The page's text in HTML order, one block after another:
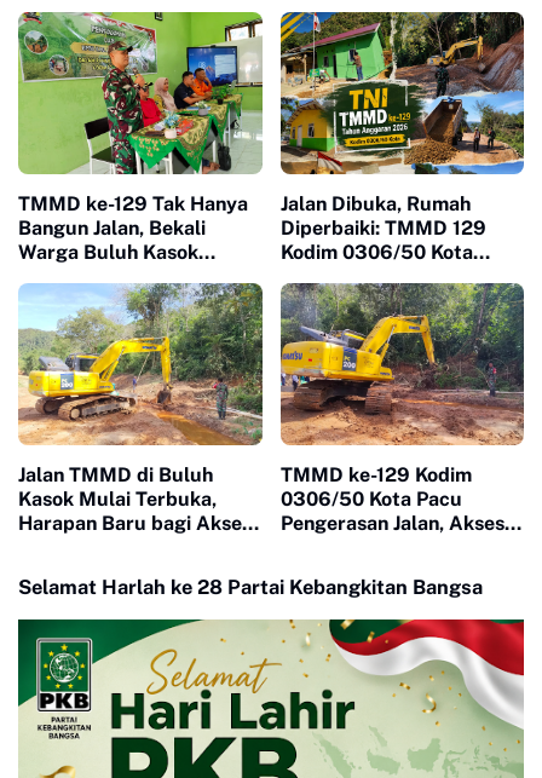
Sasaran dan Berkualitas
TMMD ke-129 Tak Hanya
Bangun Jalan, Bekali
Warga Buluh Kasok
Bencana
Jalan Dibuka, Rumah
Diperbaiki: TMMD 129
Kodim 0306/50 Kota
Kasok
Jalan TMMD di Buluh
Kasok Mulai Terbuka,
Harapan Baru bagi Akses
TMMD ke-129 Kodim
0306/50 Kota Pacu
Pengerasan Jalan, Akses
Selamat Harlah ke 28 Partai Kebangkitan Bangsa